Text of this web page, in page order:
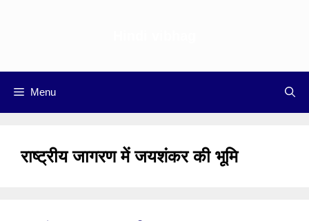
Menu
राष्ट्रीय जागरण में जयशंकर की भूमि